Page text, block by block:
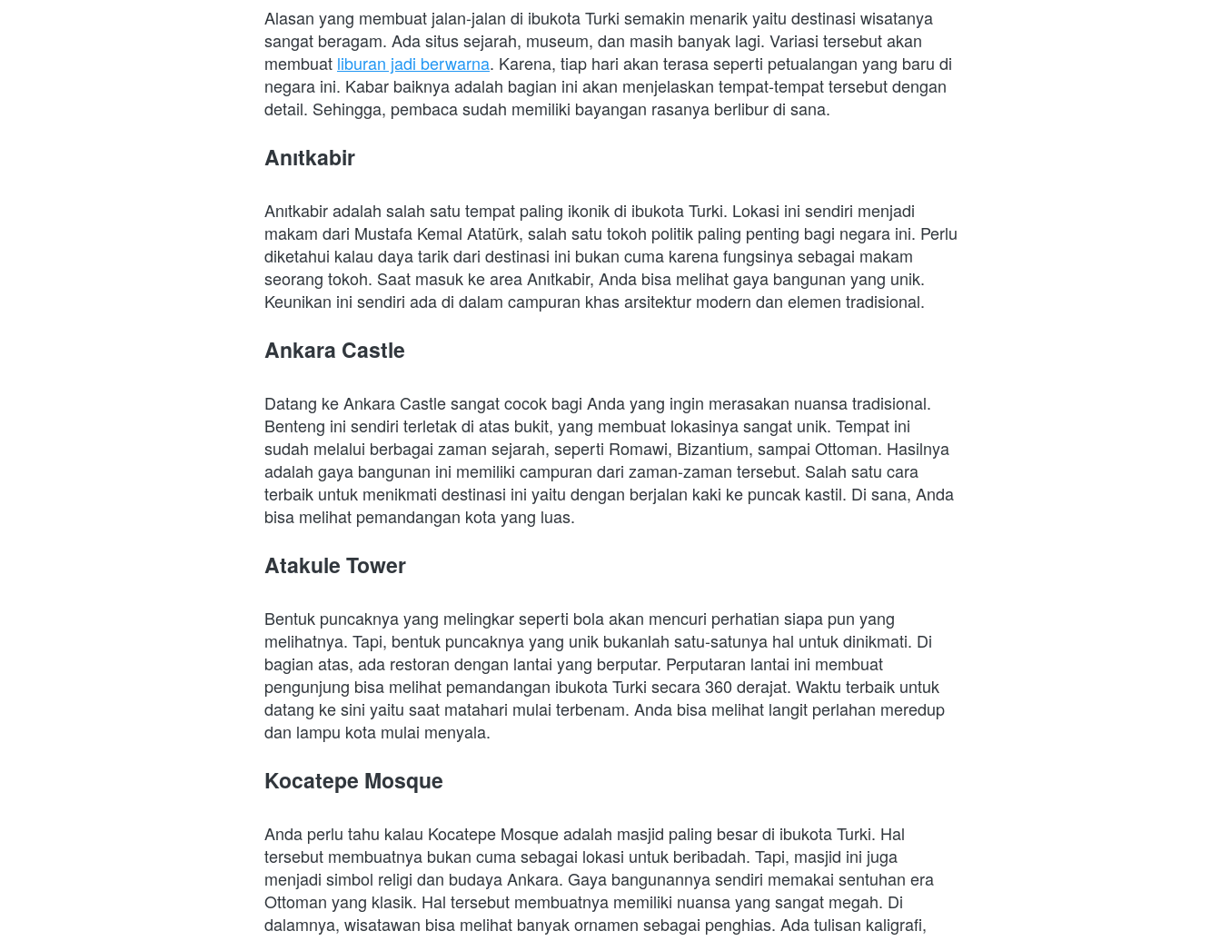
Alasan yang membuat jalan-jalan di ibukota Turki semakin menarik yaitu destinasi wisatanya
sangat beragam. Ada situs sejarah, museum, dan masih banyak lagi. Variasi tersebut akan
membuat liburan jadi berwarna. Karena, tiap hari akan terasa seperti petualangan yang baru di
negara ini. Kabar baiknya adalah bagian ini akan menjelaskan tempat-tempat tersebut dengan
detail. Sehingga, pembaca sudah memiliki bayangan rasanya berlibur di sana.
Anıtkabir
Anıtkabir adalah salah satu tempat paling ikonik di ibukota Turki. Lokasi ini sendiri menjadi
makam dari Mustafa Kemal Atatürk, salah satu tokoh politik paling penting bagi negara ini. Perlu
diketahui kalau daya tarik dari destinasi ini bukan cuma karena fungsinya sebagai makam
seorang tokoh. Saat masuk ke area Anıtkabir, Anda bisa melihat gaya bangunan yang unik.
Keunikan ini sendiri ada di dalam campuran khas arsitektur modern dan elemen tradisional.
Ankara Castle
Datang ke Ankara Castle sangat cocok bagi Anda yang ingin merasakan nuansa tradisional.
Benteng ini sendiri terletak di atas bukit, yang membuat lokasinya sangat unik. Tempat ini
sudah melalui berbagai zaman sejarah, seperti Romawi, Bizantium, sampai Ottoman. Hasilnya
adalah gaya bangunan ini memiliki campuran dari zaman-zaman tersebut. Salah satu cara
terbaik untuk menikmati destinasi ini yaitu dengan berjalan kaki ke puncak kastil. Di sana, Anda
bisa melihat pemandangan kota yang luas.
Atakule Tower
Bentuk puncaknya yang melingkar seperti bola akan mencuri perhatian siapa pun yang
melihatnya. Tapi, bentuk puncaknya yang unik bukanlah satu-satunya hal untuk dinikmati. Di
bagian atas, ada restoran dengan lantai yang berputar. Perputaran lantai ini membuat
pengunjung bisa melihat pemandangan ibukota Turki secara 360 derajat. Waktu terbaik untuk
datang ke sini yaitu saat matahari mulai terbenam. Anda bisa melihat langit perlahan meredup
dan lampu kota mulai menyala.
Kocatepe Mosque
Anda perlu tahu kalau Kocatepe Mosque adalah masjid paling besar di ibukota Turki. Hal
tersebut membuatnya bukan cuma sebagai lokasi untuk beribadah. Tapi, masjid ini juga
menjadi simbol religi dan budaya Ankara. Gaya bangunannya sendiri memakai sentuhan era
Ottoman yang klasik. Hal tersebut membuatnya memiliki nuansa yang sangat megah. Di
dalamnya, wisatawan bisa melihat banyak ornamen sebagai penghias. Ada tulisan kaligrafi,